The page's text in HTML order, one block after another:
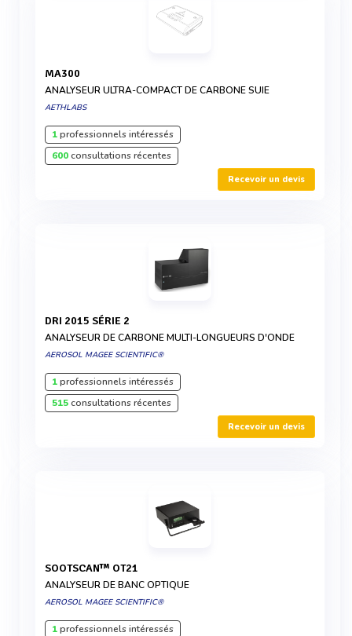
MA300
ANALYSEUR ULTRA-COMPACT DE CARBONE SUIE
AETHLABS
1professionnels intéressés
600consultations récentes
Recevoir un devis
DRI 2015 SÉRIE 2
ANALYSEUR DE CARBONE MULTI-LONGUEURS D'ONDE
AEROSOL MAGEE SCIENTIFIC®
1professionnels intéressés
515consultations récentes
Recevoir un devis
SOOTSCAN™ OT21
ANALYSEUR DE BANC OPTIQUE
AEROSOL MAGEE SCIENTIFIC®
1professionnels intéressés